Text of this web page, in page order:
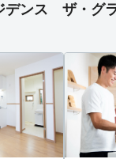
デンス ザ・グ